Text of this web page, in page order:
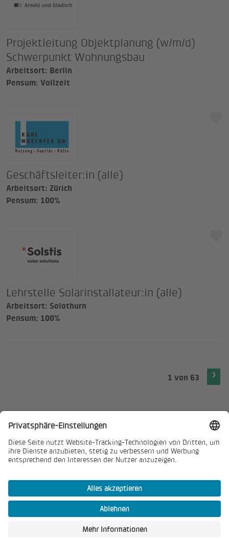
Projektleitung Objektplanung (w/m/d)
Schwerpunkt Wohnungsbau
Arbeitsort: Berlin
Pensum: Vollzeit
Geschäftsleiter:in (alle)
Arbeitsort: Zürich
Pensum: 100%
Lehrstelle Solarinstallateur:in (alle)
Arbeitsort: Solothurn
Pensum: 100%
1 von 63
Automatisch neue Stellen bequem per E-Mail erhalten.
Job-Abo aktivieren